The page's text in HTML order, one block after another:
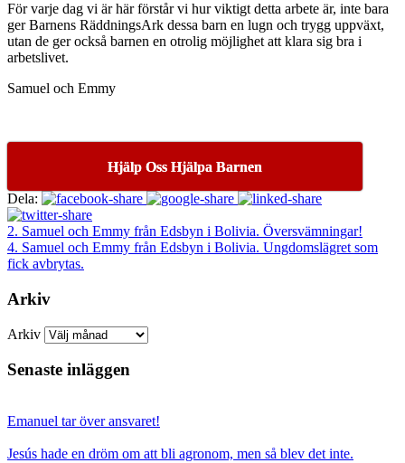
För varje dag vi är här förstår vi hur viktigt detta arbete är, inte bara
ger Barnens RäddningsArk dessa barn en lugn och trygg uppväxt,
utan de ger också barnen en otrolig möjlighet att klara sig bra i
arbetslivet.
Samuel och Emmy
Hjälp Oss Hjälpa Barnen
Dela:
2. Samuel och Emmy från Edsbyn i Bolivia. Översvämningar!
4. Samuel och Emmy från Edsbyn i Bolivia. Ungdomslägret som
fick avbrytas.
Arkiv
Arkiv
Senaste inläggen
Emanuel tar över ansvaret!
Jesús hade en dröm om att bli agronom, men så blev det inte.